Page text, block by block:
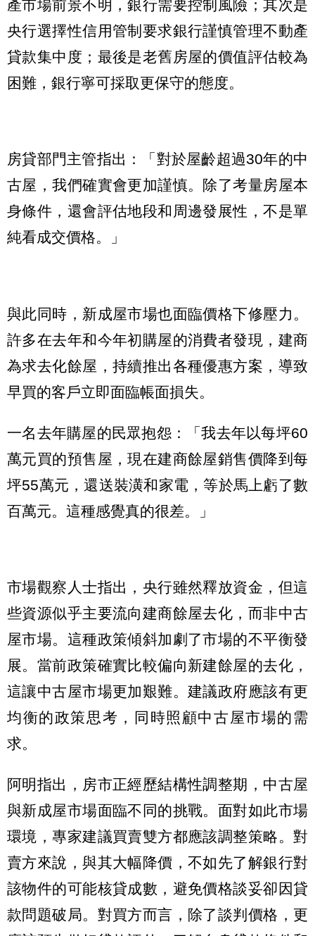
產市場前景不明，銀行需要控制風險；其次是
央行選擇性信用管制要求銀行謹慎管理不動產
貸款集中度；最後是老舊房屋的價值評估較為
困難，銀行寧可採取更保守的態度。
房貸部門主管指出：「對於屋齡超過30年的中
古屋，我們確實會更加謹慎。除了考量房屋本
身條件，還會評估地段和周邊發展性，不是單
純看成交價格。」
與此同時，新成屋市場也面臨價格下修壓力。
許多在去年和今年初購屋的消費者發現，建商
為求去化餘屋，持續推出各種優惠方案，導致
早買的客戶立即面臨帳面損失。
一名去年購屋的民眾抱怨：「我去年以每坪60
萬元買的預售屋，現在建商餘屋銷售價降到每
坪55萬元，還送裝潢和家電，等於馬上虧了數
百萬元。這種感覺真的很差。」
市場觀察人士指出，央行雖然釋放資金，但這
些資源似乎主要流向建商餘屋去化，而非中古
屋市場。這種政策傾斜加劇了市場的不平衡發
展。當前政策確實比較偏向新建餘屋的去化，
這讓中古屋市場更加艱難。建議政府應該有更
均衡的政策思考，同時照顧中古屋市場的需
求。
阿明指出，房市正經歷結構性調整期，中古屋
與新成屋市場面臨不同的挑戰。面對如此市場
環境，專家建議買賣雙方都應該調整策略。對
賣方來說，與其大幅降價，不如先了解銀行對
該物件的可能核貸成數，避免價格談妥卻因貸
款問題破局。對買方而言，除了談判價格，更